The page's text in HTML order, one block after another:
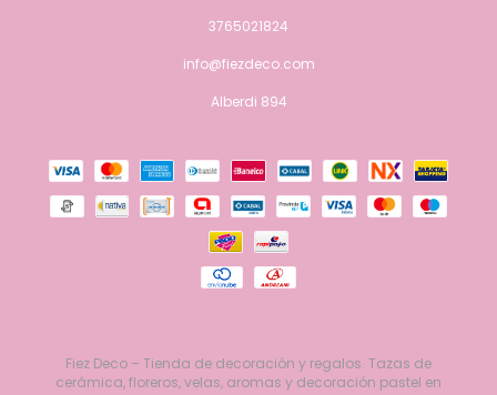
3765021824
info@fiezdeco.com
Alberdi 894
Fiez Deco – Tienda de decoración y regalos. Tazas de
cerámica, floreros, velas, aromas y decoración pastel en